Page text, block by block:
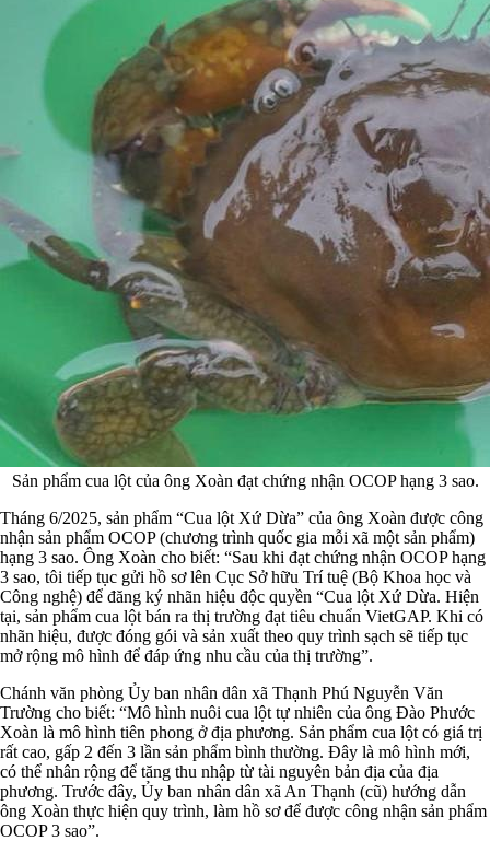
Sản phẩm cua lột của ông Xoàn đạt chứng nhận OCOP hạng 3 sao.
Tháng 6/2025, sản phẩm “Cua lột Xứ Dừa” của ông Xoàn được công
nhận sản phẩm OCOP (chương trình quốc gia mỗi xã một sản phẩm)
hạng 3 sao. Ông Xoàn cho biết: “Sau khi đạt chứng nhận OCOP hạng
3 sao, tôi tiếp tục gửi hồ sơ lên Cục Sở hữu Trí tuệ (Bộ Khoa học và
Công nghệ) để đăng ký nhãn hiệu độc quyền “Cua lột Xứ Dừa. Hiện
tại, sản phẩm cua lột bán ra thị trường đạt tiêu chuẩn VietGAP. Khi có
nhãn hiệu, được đóng gói và sản xuất theo quy trình sạch sẽ tiếp tục
mở rộng mô hình để đáp ứng nhu cầu của thị trường”.
Chánh văn phòng Ủy ban nhân dân xã Thạnh Phú Nguyễn Văn
Trường cho biết: “Mô hình nuôi cua lột tự nhiên của ông Đào Phước
Xoàn là mô hình tiên phong ở địa phương. Sản phẩm cua lột có giá trị
rất cao, gấp 2 đến 3 lần sản phẩm bình thường. Đây là mô hình mới,
có thể nhân rộng để tăng thu nhập từ tài nguyên bản địa của địa
phương. Trước đây, Ủy ban nhân dân xã An Thạnh (cũ) hướng dẫn
ông Xoàn thực hiện quy trình, làm hồ sơ để được công nhận sản phẩm
OCOP 3 sao”.